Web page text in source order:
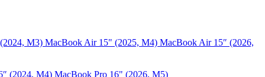
M3) MacBook Air 15" (2025, M4) MacBook Air 15″ (2026,
(2024, M4) MacBook Pro 16" (2026, M5)